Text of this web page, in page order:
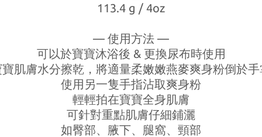
113.4 g / 4oz
— 使用方法 —
可以於寶寶沐浴後 & 更換尿布時使用
寶肌膚水分擦乾，將適量柔嫩嫩燕麥爽身粉倒於
使用另一隻手指沾取爽身粉
輕輕拍在寶寶全身肌膚
可針對重點肌膚仔細鋪灑
如臀部、腋下、腿窩、頸部